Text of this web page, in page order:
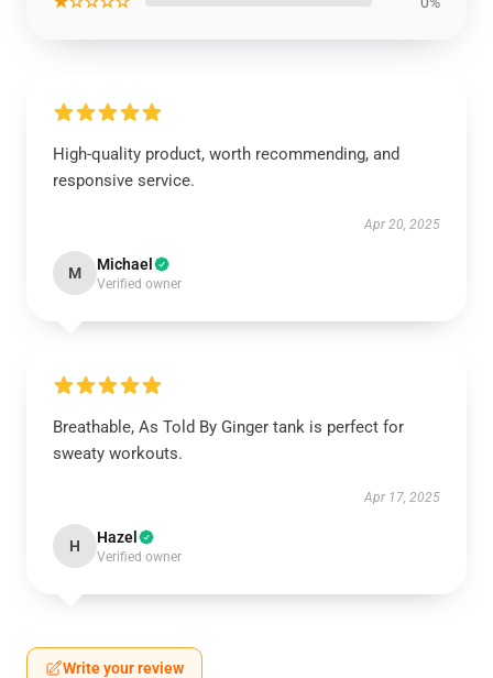
High-quality product, worth recommending, and
responsive service.
Apr 20, 2025
M Michael
Verified owner
Breathable, As Told By Ginger tank is perfect for
sweaty workouts.
Apr 17, 2025
H Hazel
Verified owner
Write your review